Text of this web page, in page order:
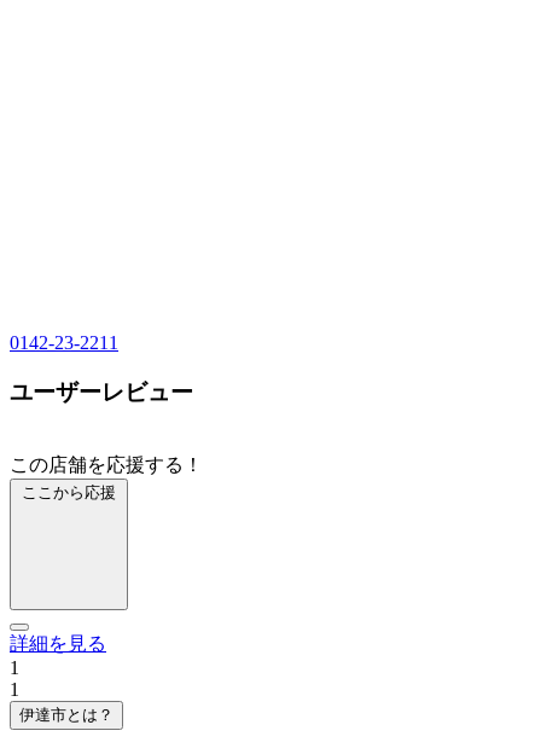
0142-23-2211
ユーザーレビュー
この店舗を応援する！
ここから応援
詳細を見る
1
1
伊達市とは？